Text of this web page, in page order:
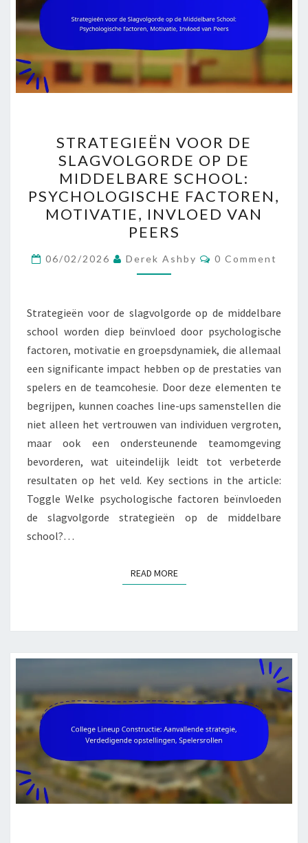
VOOR
DE
SLAGVOLGORDE
OP
DE
MIDDELBARE
SCHOOL:
PSYCHOLOGISCHE
MOTIVATIE,
INVLOED
VAN
PEERS
STRATEGIEËN VOOR DE
SLAGVOLGORDE OP DE
MIDDELBARE SCHOOL:
PSYCHOLOGISCHE FACTOREN,
MOTIVATIE, INVLOED VAN
PEERS
06/02/2026 Derek Ashby Comments
0 Comment
Strategieën voor de slagvolgorde op de middelbare
school worden diep beïnvloed door psychologische
factoren, motivatie en groepsdynamiek, die allemaal
een significante impact hebben op de prestaties van
spelers en de teamcohesie. Door deze elementen te
begrijpen, kunnen coaches line-ups samenstellen die
niet alleen het vertrouwen van individuen vergroten,
maar ook een ondersteunende teamomgeving
bevorderen, wat uiteindelijk leidt tot verbeterde
resultaten op het veld. Key sections in the article:
Toggle Welke psychologische factoren beïnvloeden
de slagvolgorde strategieën op de middelbare
school?…
READ MOREREAD MORE